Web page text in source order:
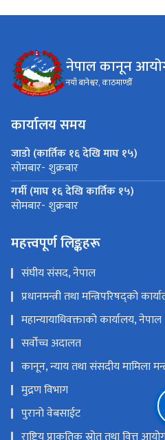
नेपाल कानून
नयाँ बानेश्वर, काठमाण्डौँ
कार्यालय समय
जाडो (कार्तिक १६ देखि माघ १५)
सोमबार- शुक्रबार
गर्मी (माघ १६ देखि कार्तिक १५)
सोमबार- शुक्रबार
महत्त्वपूर्ण लिङ्कहरू
संघीय संसद, नेपाल
प्रधानमन्त्री तथा मन्त्रिपरिषद्को
महान्यायाधिवक्ताको कार्यालय, नेपाल
सर्वोच्च अदालत
कानून, न्याय तथा संसदीय मामिला
मुद्रण विभाग
पुरानो वेबसाईट